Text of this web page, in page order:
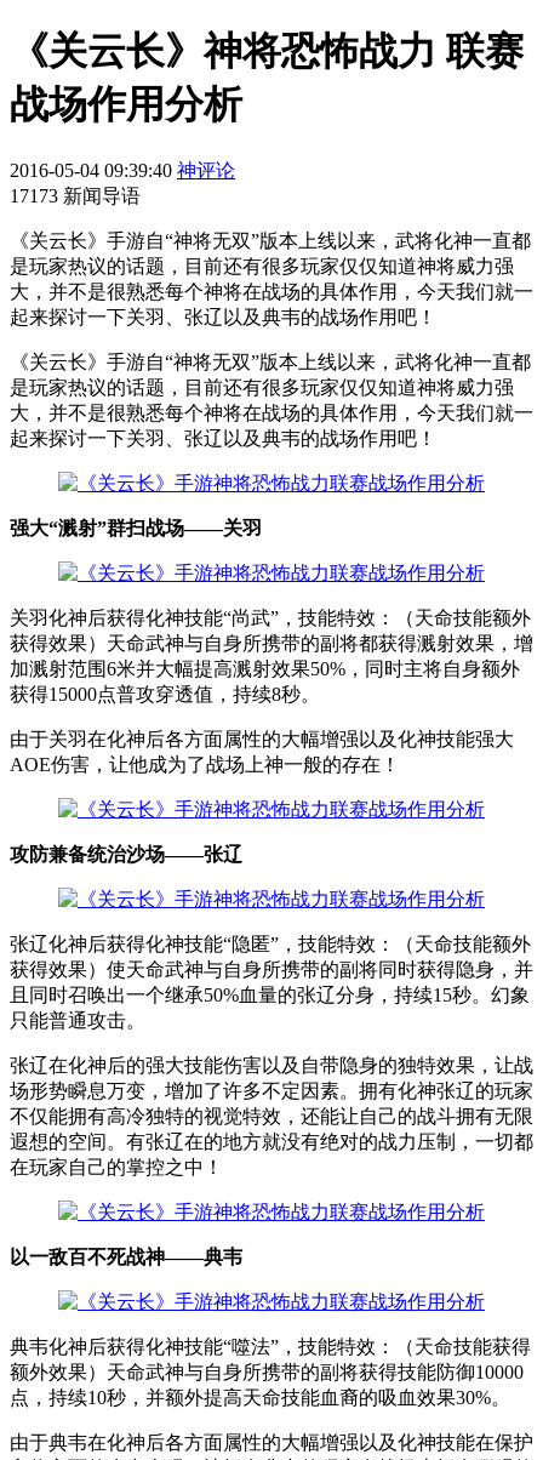
《关云长》神将恐怖战力 联赛
战场作用分析
2016-05-04 09:39:40 神评论
17173 新闻导语
《关云长》手游自“神将无双”版本上线以来，武将化神一直都
是玩家热议的话题，目前还有很多玩家仅仅知道神将威力强
大，并不是很熟悉每个神将在战场的具体作用，今天我们就一
起来探讨一下关羽、张辽以及典韦的战场作用吧！
《关云长》手游自“神将无双”版本上线以来，武将化神一直都
是玩家热议的话题，目前还有很多玩家仅仅知道神将威力强
大，并不是很熟悉每个神将在战场的具体作用，今天我们就一
起来探讨一下关羽、张辽以及典韦的战场作用吧！
强大“溅射”群扫战场——关羽
关羽化神后获得化神技能“尚武”，技能特效：（天命技能额外
获得效果）天命武神与自身所携带的副将都获得溅射效果，增
加溅射范围6米并大幅提高溅射效果50%，同时主将自身额外
获得15000点普攻穿透值，持续8秒。
由于关羽在化神后各方面属性的大幅增强以及化神技能强大
AOE伤害，让他成为了战场上神一般的存在！
攻防兼备统治沙场——张辽
张辽化神后获得化神技能“隐匿”，技能特效：（天命技能额外
获得效果）使天命武神与自身所携带的副将同时获得隐身，并
且同时召唤出一个继承50%血量的张辽分身，持续15秒。幻象
只能普通攻击。
张辽在化神后的强大技能伤害以及自带隐身的独特效果，让战
场形势瞬息万变，增加了许多不定因素。拥有化神张辽的玩家
不仅能拥有高冷独特的视觉特效，还能让自己的战斗拥有无限
遐想的空间。有张辽在的地方就没有绝对的战力压制，一切都
在玩家自己的掌控之中！
以一敌百不死战神——典韦
典韦化神后获得化神技能“噬法”，技能特效：（天命技能获得
额外效果）天命武神与自身所携带的副将获得技能防御10000
点，持续10秒，并额外提高天命技能血裔的吸血效果30%。
由于典韦在化神后各方面属性的大幅增强以及化神技能在保护